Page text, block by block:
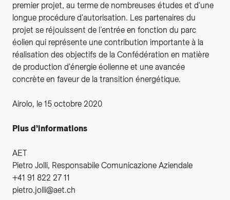
premier projet, au terme de nombreuses études et d'une
longue procédure d'autorisation. Les partenaires du
projet se réjouissent de l’entrée en fonction du parc
éolien qui représente une contribution importante à la
réalisation des objectifs de la Confédération en matière
de production d'énergie éolienne et une avancée
concrète en faveur de la transition énergétique.
Airolo, le 15 octobre 2020
Plus d’informations
AET
Pietro Jolli, Responsabile Comunicazione Aziendale
+41 91 822 27 11
pietro.jolli@aet.ch